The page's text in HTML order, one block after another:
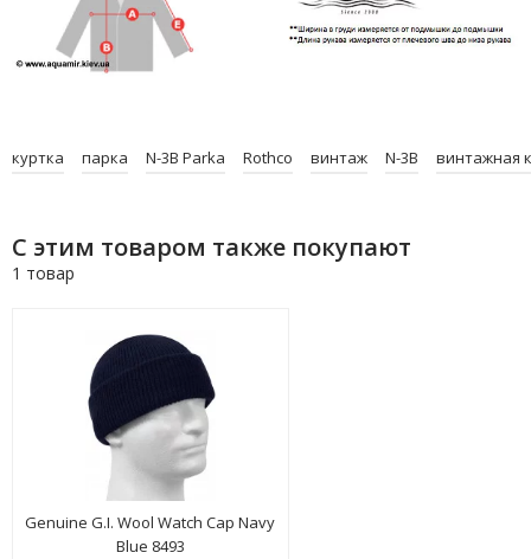
куртка парка N-3B Parka Rothco винтаж N-3B винтажная
С этим товаром также покупают
1 товар
Genuine G.I. Wool Watch Cap Navy
Blue 8493